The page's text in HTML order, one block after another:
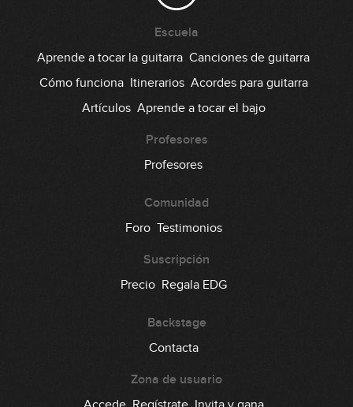
Escuela
Aprende a tocar la guitarra Canciones de guitarra
Cómo funciona Itinerarios Acordes para guitarra
Artículos Aprende a tocar el bajo
Profesores
Profesores
Comunidad
Foro Testimonios
Suscripción
Precio Regala EDG
Backstage
Contacta
Zona de usuario